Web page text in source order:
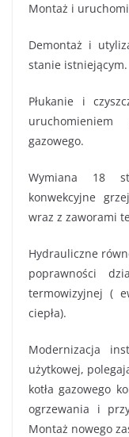
Montaż i
Demontaż i
stanie istniejącym.
Płukanie i
uruchomieniem
gazowego.
Wymiana 18
konwekcyjne
wraz z zaworami
Hydrauliczne
poprawności
termowizyjnej (
ciepła).
Modernizacja
użytkowej,
kotła gazowego
ogrzewania i
Montaż nowego